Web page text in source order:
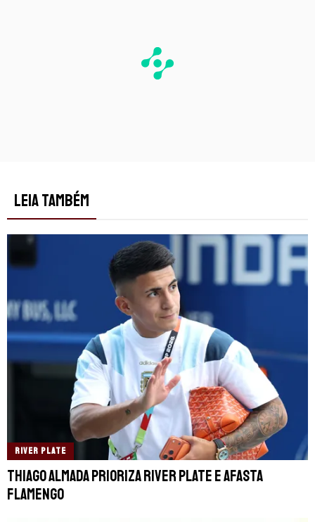
LEIA TAMBÉM
RIVER PLATE
Thiago Almada prioriza River Plate e afasta
Flamengo